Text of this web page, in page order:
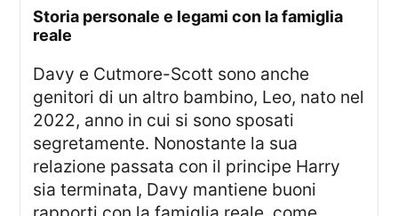
Storia personale e legami con la famiglia
reale
Davy e Cutmore-Scott sono anche
genitori di un altro bambino, Leo, nato nel
2022, anno in cui si sono sposati
segretamente. Nonostante la sua
relazione passata con il principe Harry
sia terminata, Davy mantiene buoni